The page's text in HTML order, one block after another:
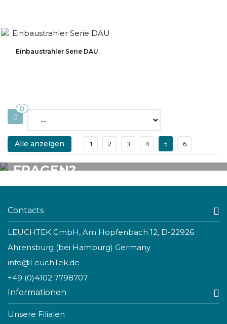
Einbaustrahler Serie DAU
0
Alle anzeigen 1 2 3 4 5 6
FÜR FRAGEN ZUM PRODUKT STEHT IHNEN UNSER SERVICETEAM
GERNE ZUR VERFÜGUNG.
FRAGEN?
Rufen Sie uns an:04102 7798707Mo.-Do.: 7:30-17:00, Fr.: 7:30-14:30
Contacts
LEUCHTEK GmbH, Am Hopfenbach 12, D-22926
Ahrensburg (bei Hamburg) Germany
info@LeuchTek.de
+49 (0)4102 7798707
Informationen
Unsere Filialen